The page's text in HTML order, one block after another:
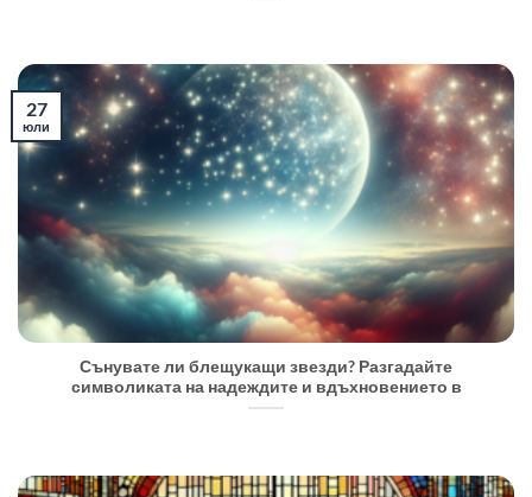
Сънувате ли блещукащи звезди? Разгадайте
символиката на надеждите и вдъхновението в
27
юли